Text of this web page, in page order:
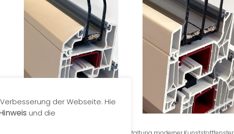
der Webseite. Hie
und die